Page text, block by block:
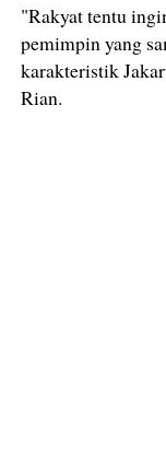
"Rakyat tentu
pemimpin yang
karakteristik
Rian.